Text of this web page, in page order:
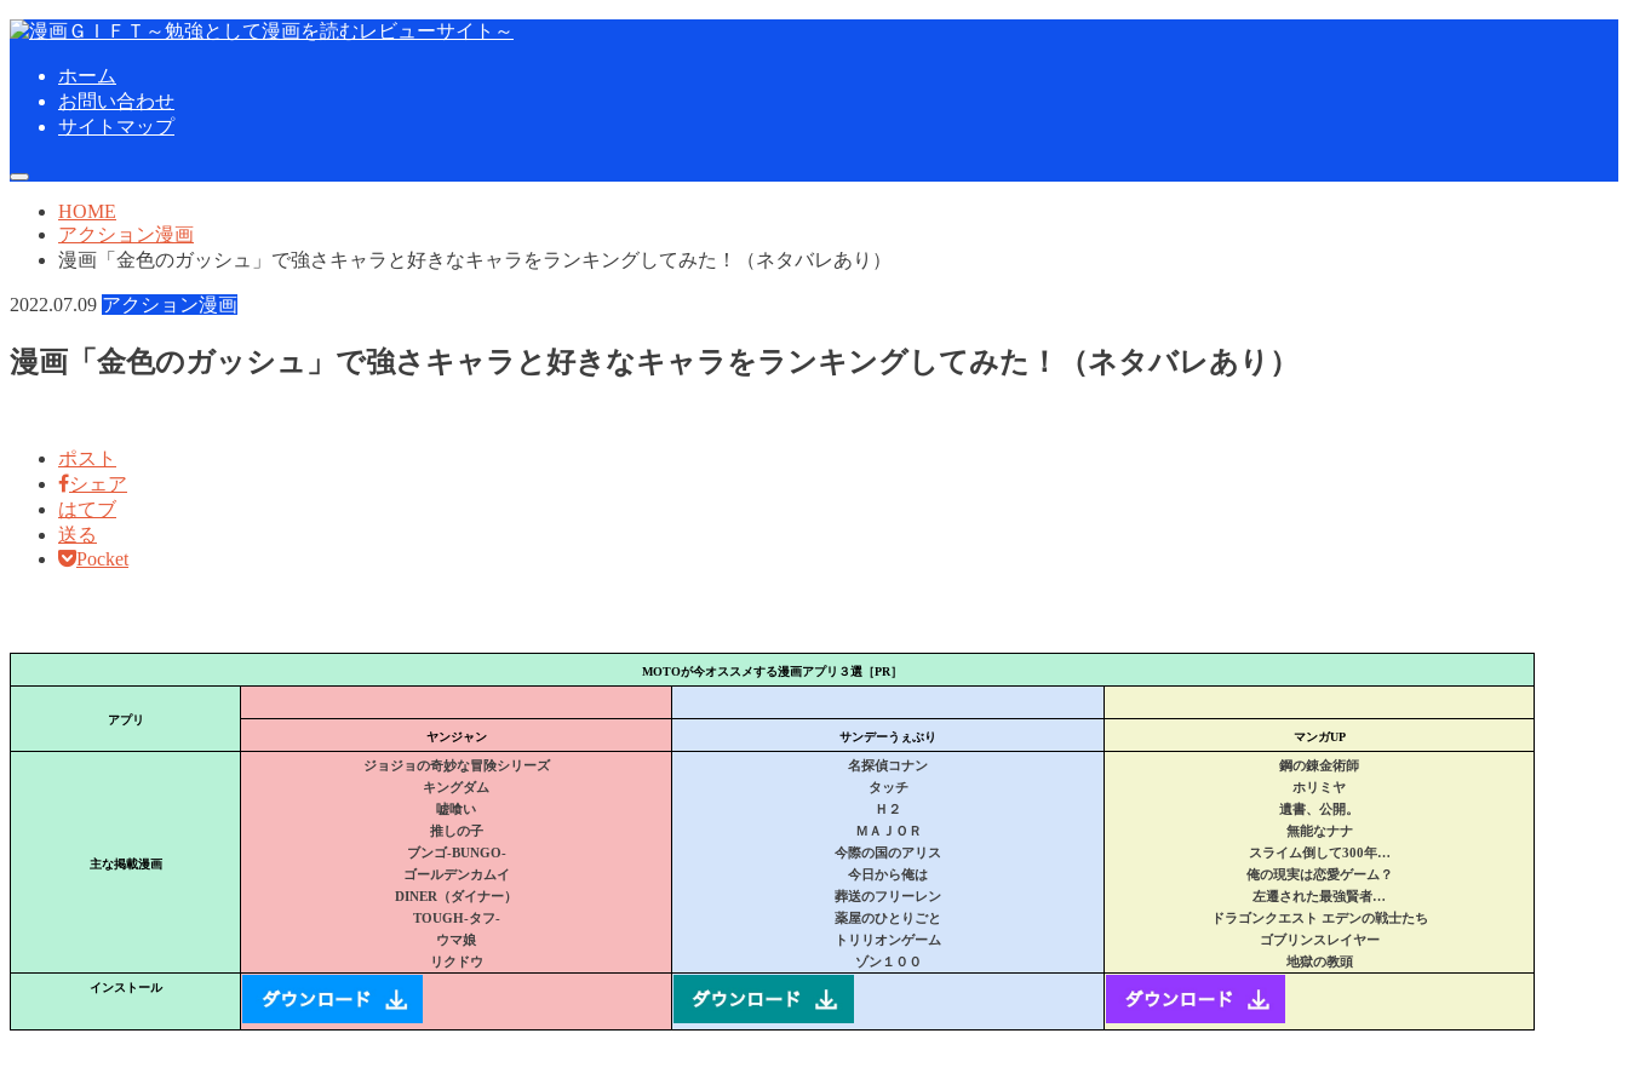
ホーム
お問い合わせ
サイトマップ
HOME
アクション漫画
漫画「金色のガッシュ」で強さキャラと好きなキャラをランキングしてみた！（ネタバレあり）
2022.07.09 アクション漫画
漫画「金色のガッシュ」で強さキャラと好きなキャラをランキングしてみた！（ネタバレあり）
ポスト
シェア
はてブ
送る
Pocket
MOTOが今オススメする漫画アプリ３選［PR］
アプリ
ヤンジャン
サンデーうぇぶり マンガUP
主な掲載漫画
ジョジョの奇妙な冒険シリーズ
キングダム
嘘喰い
推しの子
ブンゴ-BUNGO-
ゴールデンカムイ
DINER（ダイナー）
TOUGH-タフ-
ウマ娘
リクドウ
名探偵コナン
タッチ
Ｈ２
ＭＡＪＯＲ
今際の国のアリス
今日から俺は
葬送のフリーレン
薬屋のひとりごと
トリリオンゲーム
ゾン１００
鋼の錬金術師
ホリミヤ
遺書、公開。
無能なナナ
スライム倒して300年…
俺の現実は恋愛ゲーム？
左遷された最強賢者…
ドラゴンクエスト エデンの戦士たち
ゴブリンスレイヤー
地獄の教頭
インストール